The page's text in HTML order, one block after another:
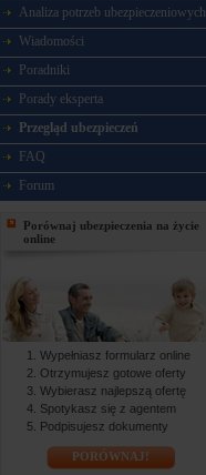
Analiza potrzeb ubezpieczeniowych
Wiadomości
Poradniki
Porady eksperta
Przegląd ubezpieczeń
FAQ
Forum
Porównaj ubezpieczenia na życie
online
Wypełniasz formularz online
Otrzymujesz gotowe oferty
Wybierasz najlepszą ofertę
Spotykasz się z agentem
Podpisujesz dokumenty
PORÓWNAJ!